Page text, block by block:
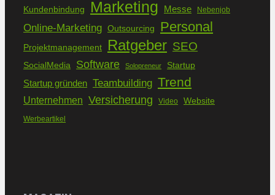
Kundenbindung Marketing Messe Nebenjob
Online-Marketing Outsourcing Personal
Projektmanagement Ratgeber SEO
SocialMedia Software Solopreneur Startup
Startup gründen Teambuilding Trend
Unternehmen Versicherung Video Website
Werbeartikel